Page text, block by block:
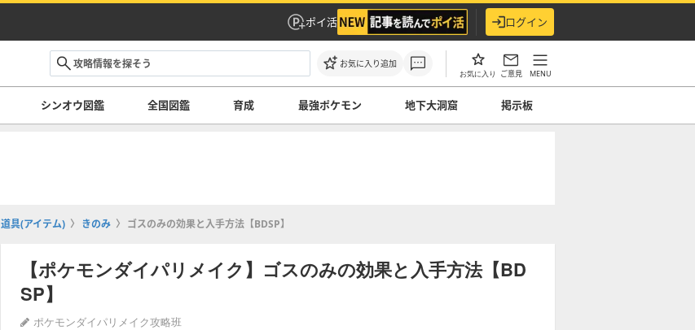
ポイ活 ログイン
お気に入り追加
お気に入り ご意見 MENU
シンオウ図鑑 全国図鑑 育成 最強ポケモン 地下大洞窟 掲示板
道具(アイテム) きのみ ゴスのみの効果と入手方法【BDSP】
【ポケモンダイパリメイク】ゴスのみの効果と入手方法【BD
SP】
ポケモンダイパリメイク攻略班